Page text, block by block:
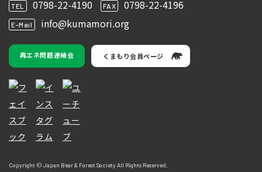
TEL 0798-22-4190 FAX 0798-22-4196
E-Mail info@kumamori.org
再エネ問題連絡会 くまもり会員ページ
Copyright © Japan Bear & Forest Society All Rights Reserved.